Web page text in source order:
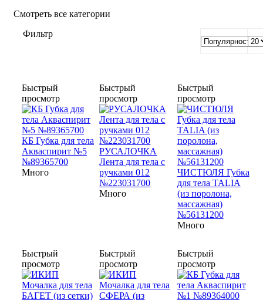
Смотреть все категории
Фильтр
Быстрый
просмотр
КБ Губка для тела
Акваспирит №5
№89365700
Много
Быстрый
просмотр
РУСАЛОЧКА
Лента для тела с
ручками 012
№223031700
Много
Быстрый
просмотр
ЧИСТЮЛЯ Губка
для тела TALIA
(из поролона,
массажная)
№56131200
Много
Быстрый
просмотр
Быстрый
просмотр
Быстрый
просмотр